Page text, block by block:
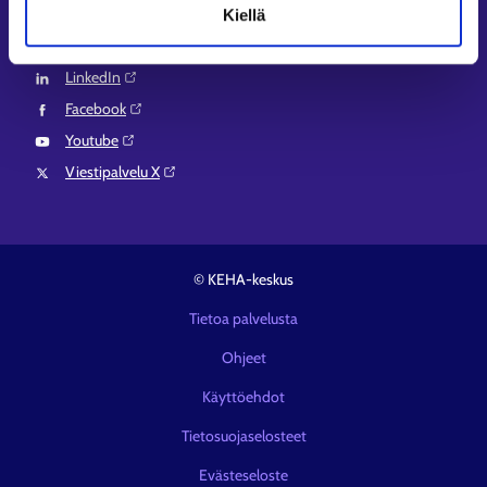
Kiellä
Instagram⁠
LinkedIn⁠
Facebook⁠
Youtube⁠
Viestipalvelu X⁠
© KEHA-keskus
Tietoa palvelusta
Ohjeet
Käyttöehdot
Tietosuojaselosteet
Evästeseloste